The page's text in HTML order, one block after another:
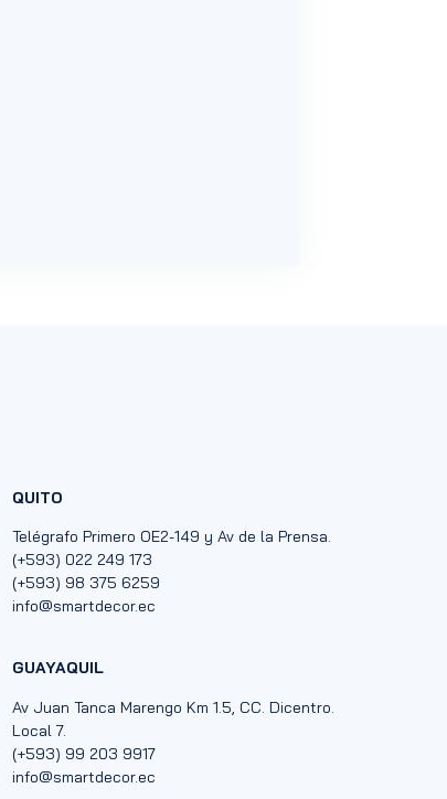
QUITO
Telégrafo Primero OE2-149 y Av de la Prensa.
(+593) 022 249 173
(+593) 98 375 6259
info@smartdecor.ec
GUAYAQUIL
Av Juan Tanca Marengo Km 1.5, CC. Dicentro.
Local 7.
(+593) 99 203 9917
info@smartdecor.ec